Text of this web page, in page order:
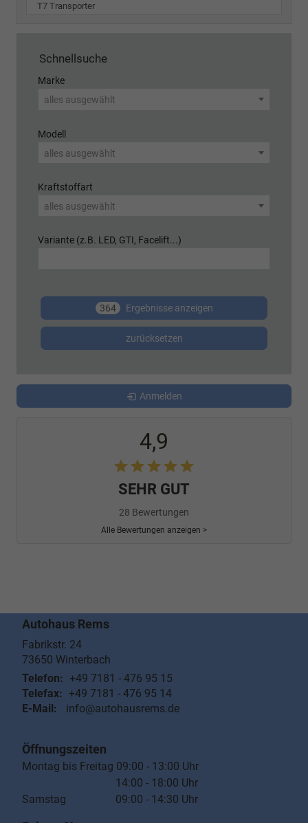
T7 Transporter
Schnellsuche
Marke
alles ausgewählt
Modell
alles ausgewählt
Kraftstoffart
alles ausgewählt
Variante (z.B. LED, GTI, Facelift...)
364 Ergebnisse anzeigen
zurücksetzen
Anmelden
4,9
SEHR GUT
28 Bewertungen
Alle Bewertungen anzeigen >
Autohaus Rems
Fabrikstr. 24
73650 Winterbach
Telefon: +49 7181 - 476 95 15
Telefax: +49 7181 - 476 95 14
E-Mail:
info@autohausrems.de
Öffnungszeiten
Montag bis Freitag 09:00 - 13:00 Uhr
14:00 - 18:00 Uhr
Samstag 09:00 - 14:30 Uhr